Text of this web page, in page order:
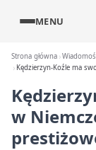
MENU
Strona główna
Kędzierzyn-Koźle ma
w